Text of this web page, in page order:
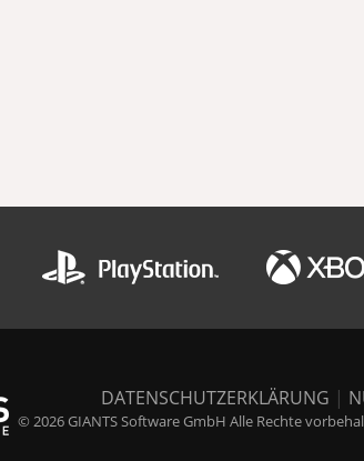
DATENSCHUTZERKLÄRUNG |
© 2026 GIANTS Software GmbH Alle Rechte